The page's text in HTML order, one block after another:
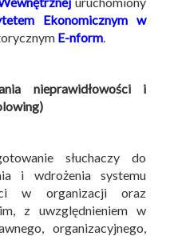
Ekonomicznym w
E-nform
nieprawidłowości i
słuchaczy do
i wdrożenia systemu
w organizacji oraz
z uwzględnieniem w
organizacyjnego,